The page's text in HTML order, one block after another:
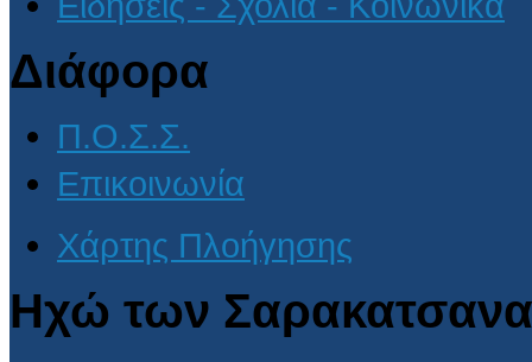
Διάφορα
Π.Ο.Σ.Σ.
Επικοινωνία
Χάρτης Πλοήγησης
Ηχώ των